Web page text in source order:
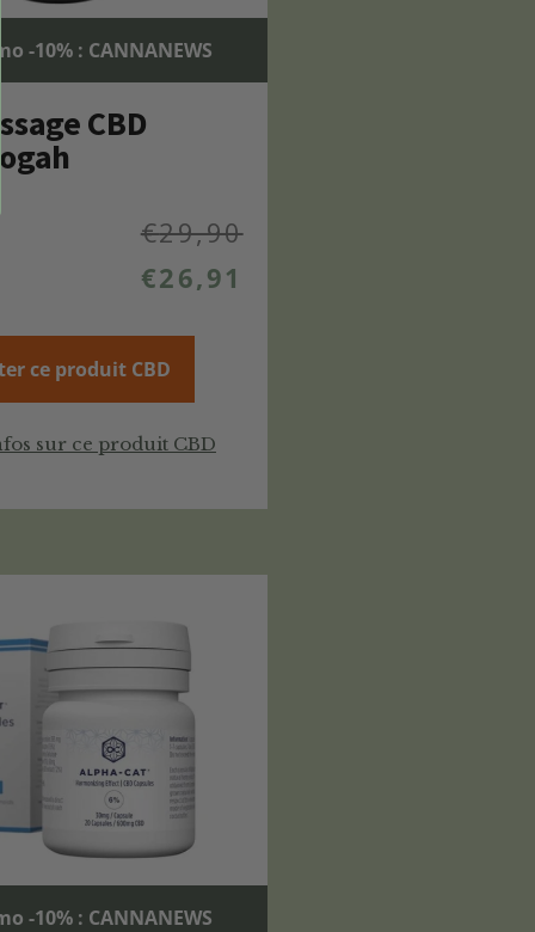
-10% : CANNANEWS
CBD
€29,90
€26,91
ce produit CBD
sur ce produit CBD
-10% : CANNANEWS